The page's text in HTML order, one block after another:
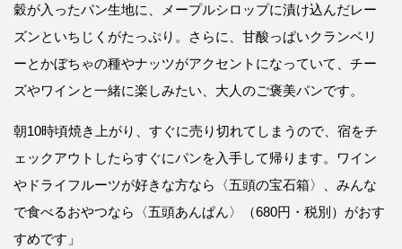
穀が入ったパン生地に、メープルシロップに漬け込んだレー
ズンといちじくがたっぷり。さらに、甘酸っぱいクランベリ
ーとかぼちゃの種やナッツがアクセントになっていて、チー
ズやワインと一緒に楽しみたい、大人のご褒美パンです。
朝10時頃焼き上がり、すぐに売り切れてしまうので、宿をチ
ェックアウトしたらすぐにパンを入手して帰ります。ワイン
やドライフルーツが好きな方なら〈五頭の宝石箱〉、みんな
で食べるおやつなら〈五頭あんぱん〉（680円・税別）がおす
すめです」